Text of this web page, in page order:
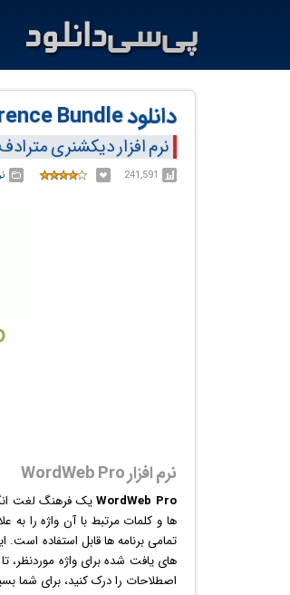
دانلود WordWeb Pro v10.62 with Sound File + Reference Bundle
نرم افزار دیکشنری
241,591
نرم افزار WordWeb Pro
WordWeb Proیک فرهنگ لغت
تمامی برنامه ها قابل استفاده
های یافت شده برای واژه موردنظر،
اصطلاحات را درک کنید، برای شما